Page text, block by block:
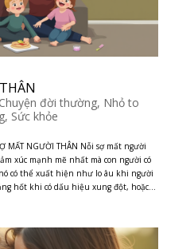
Chuyện đời thường, Nhỏ to
, Sức khỏe
MẤT NGƯỜI THÂN Nỗi sợ mất người
xúc mạnh mẽ nhất mà con người có
có thể xuất hiện như lo âu khi người
hốt khi có dấu hiệu xung đột, hoặc...